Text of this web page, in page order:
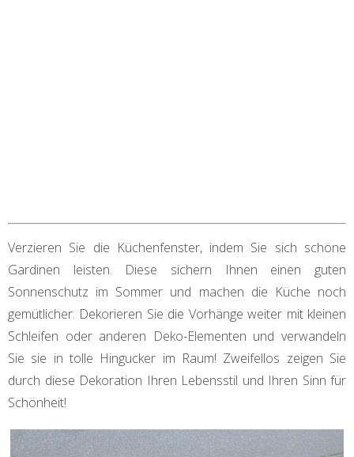
Verzieren Sie die Küchenfenster, indem Sie sich schöne
Gardinen leisten. Diese sichern Ihnen einen guten
Sonnenschutz im Sommer und machen die Küche noch
gemütlicher. Dekorieren Sie die Vorhänge weiter mit kleinen
Schleifen oder anderen Deko-Elementen und verwandeln
Sie sie in tolle Hingucker im Raum! Zweifellos zeigen Sie
durch diese Dekoration Ihren Lebensstil und Ihren Sinn für
Schönheit!